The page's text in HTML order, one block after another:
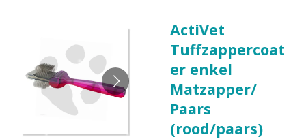
ActiVet
Tuffzappercoat
er enkel
Matzapper/
Paars
(rood/paars)